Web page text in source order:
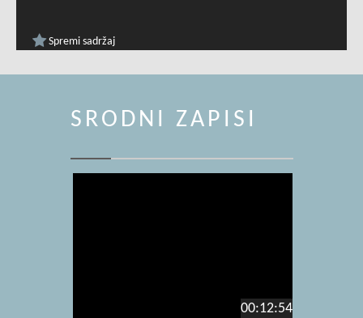
Spremi sadržaj
SRODNI ZAPISI
00:12:54